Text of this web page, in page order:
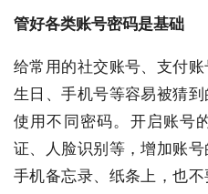
管好各类账号密码是基础
给常用的社交账号、支付
生日、手机号等容易被猜
使用不同密码。开启账号
证、人脸识别等，增加账
手机备忘录、纸条上，也